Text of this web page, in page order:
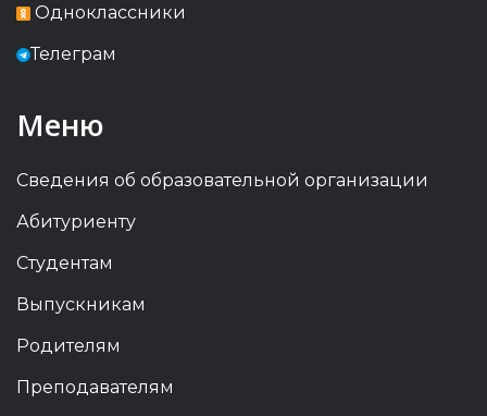
Одноклассники
Телеграм
Меню
Сведения об образовательной организации
Абитуриенту
Студентам
Выпускникам
Родителям
Преподавателям